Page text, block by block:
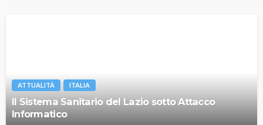
ATTUALITÀ ITALIA
Il Sistema Sanitario del Lazio sotto Attacco
Informatico